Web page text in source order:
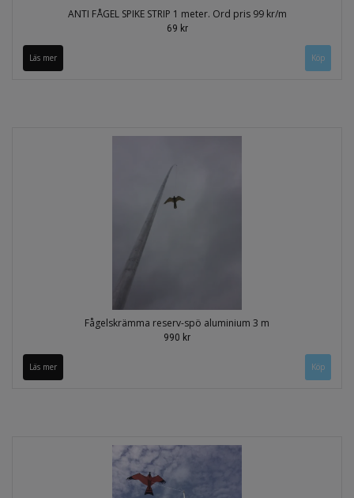
ANTI FÅGEL SPIKE STRIP 1 meter. Ord pris 99 kr/m
69 kr
Läs mer Köp
Fågelskrämma reserv-spö aluminium 3 m
990 kr
Läs mer